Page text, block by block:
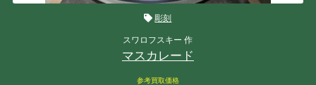
彫刻
スワロフスキー 作
マスカレード
参考買取価格